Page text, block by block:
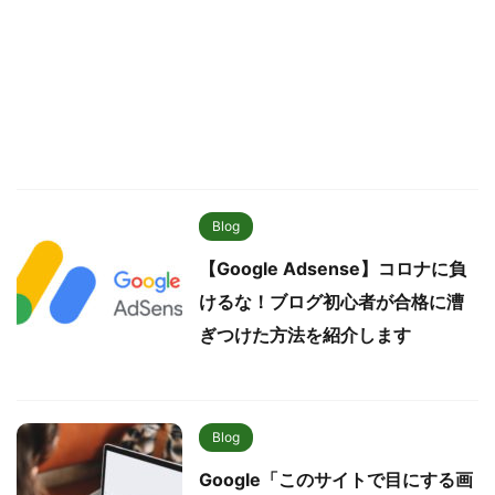
Blog
【Google Adsense】コロナに負
けるな！ブログ初心者が合格に漕
ぎつけた方法を紹介します
Blog
Google「このサイトで目にする画